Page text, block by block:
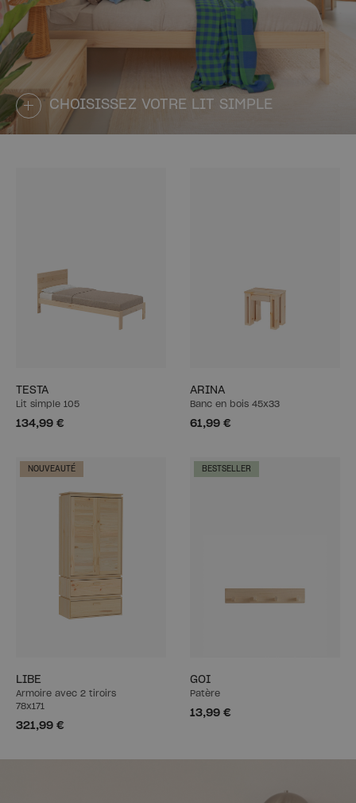
CHOISISSEZ VOTRE LIT SIMPLE
TESTA
Lit simple 105
134,99 €
ARINA
Banc en bois 45x33
61,99 €
NOUVEAUTÉ
LIBE
Armoire avec 2 tiroirs
78x171
321,99 €
BESTSELLER
GOI
Patère
13,99 €